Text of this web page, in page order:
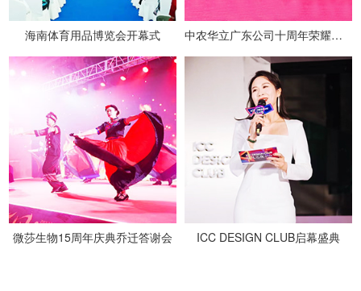
海南体育用品博览会开幕式 中农华立广东公司十周年荣耀盛典
微莎生物15周年庆典乔迁答谢会 ICC DESIGN CLUB启幕盛典